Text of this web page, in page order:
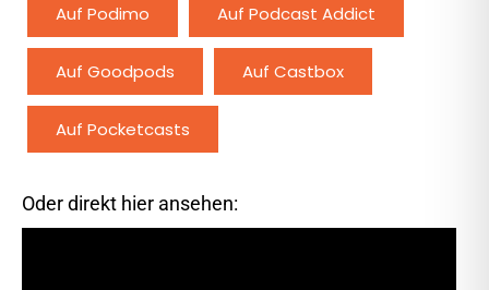
Auf Podimo Auf Podcast Addict
Auf Goodpods Auf Castbox
Auf Pocketcasts
Oder direkt hier ansehen: